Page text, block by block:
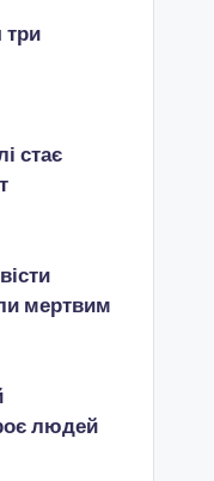
три
стає
мертвим
людей